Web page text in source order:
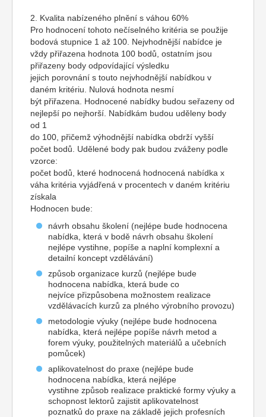
2. Kvalita nabízeného plnění s váhou 60%
Pro hodnocení tohoto nečíselného kritéria se použije
bodová stupnice 1 až 100. Nejvhodnější nabídce je
vždy přiřazena hodnota 100 bodů, ostatním jsou
přiřazeny body odpovídající výsledku
jejich porovnání s touto nejvhodnější nabídkou v
daném kritériu. Nulová hodnota nesmí
být přiřazena. Hodnocené nabídky budou seřazeny od
nejlepší po nejhorší. Nabídkám budou uděleny body
od 1
do 100, přičemž výhodnější nabídka obdrží vyšší
počet bodů. Udělené body pak budou zváženy podle
vzorce:
počet bodů, které hodnocená hodnocená nabídka x
váha kritéria vyjádřená v procentech v daném kritériu
získala
Hodnocen bude:
návrh obsahu školení (nejlépe bude hodnocena
nabídka, která v bodě návrh obsahu školení
nejlépe vystihne, popíše a naplní komplexní a
detailní koncept vzdělávání)
způsob organizace kurzů (nejlépe bude
hodnocena nabídka, která bude co
nejvíce přizpůsobena možnostem realizace
vzdělávacích kurzů za plného výrobního provozu)
metodologie výuky (nejlépe bude hodnocena
nabídka, která nejlépe popíše návrh metod a
forem výuky, použitelných materiálů a učebních
pomůcek)
aplikovatelnost do praxe (nejlépe bude
hodnocena nabídka, která nejlépe
vystihne způsob realizace praktické formy výuky a
schopnost lektorů zajistit aplikovatelnost
poznatků do praxe na základě jejich profesních